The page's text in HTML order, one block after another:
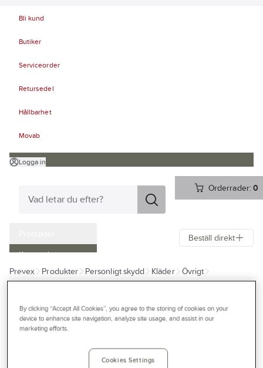
Bli kund
Butiker
Serviceorder
Retursedel
Hållbarhet
Movab
Logga in
Orderrader:0
Kampanjer
Outlet
Bli kund
Beställ direkt
Prevex Produkter Personligt skydd Kläder
Övrigt
IRONSIDE
Ironside
By clicking “Accept All Cookies”, you agree to the storing of cookies on your
device to enhance site navigation, analyze site usage, and assist in our
marketing efforts.
Cookies Settings